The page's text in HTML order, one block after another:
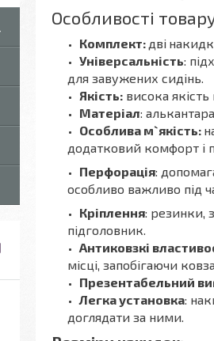
Особливості
Комплект: дві
Універсальність:
для завужених сидінь.
Якість: висока
Матеріал:
Особлива м`якість:
додатковий комфорт і
Перфорація:
особливо важливо під
Кріплення: резинки,
підголовник.
Антиковзкі
місці, запобігаючи
Презентабельний
Легка установка:
доглядати за ними.